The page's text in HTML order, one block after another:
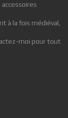
à la fois médiéval,
moi pour tout